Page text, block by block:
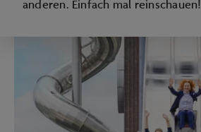
anderen. Einfach mal reinschauen!